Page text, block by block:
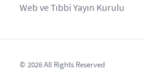
Web ve Tıbbi Yayın Kurulu
© 2026 All Rights Reserved